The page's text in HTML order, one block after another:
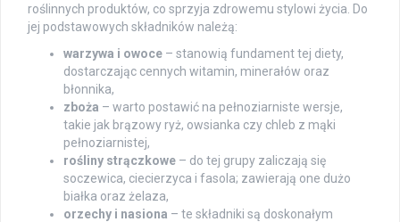
roślinnych produktów, co sprzyja zdrowemu stylowi życia. Do
jej podstawowych składników należą:
warzywa i owoce – stanowią fundament tej diety,
dostarczając cennych witamin, minerałów oraz
błonnika,
zboża – warto postawić na pełnoziarniste wersje,
takie jak brązowy ryż, owsianka czy chleb z mąki
pełnoziarnistej,
rośliny strączkowe – do tej grupy zaliczają się
soczewica, ciecierzyca i fasola; zawierają one dużo
białka oraz żelaza,
orzechy i nasiona – te składniki są doskonałym